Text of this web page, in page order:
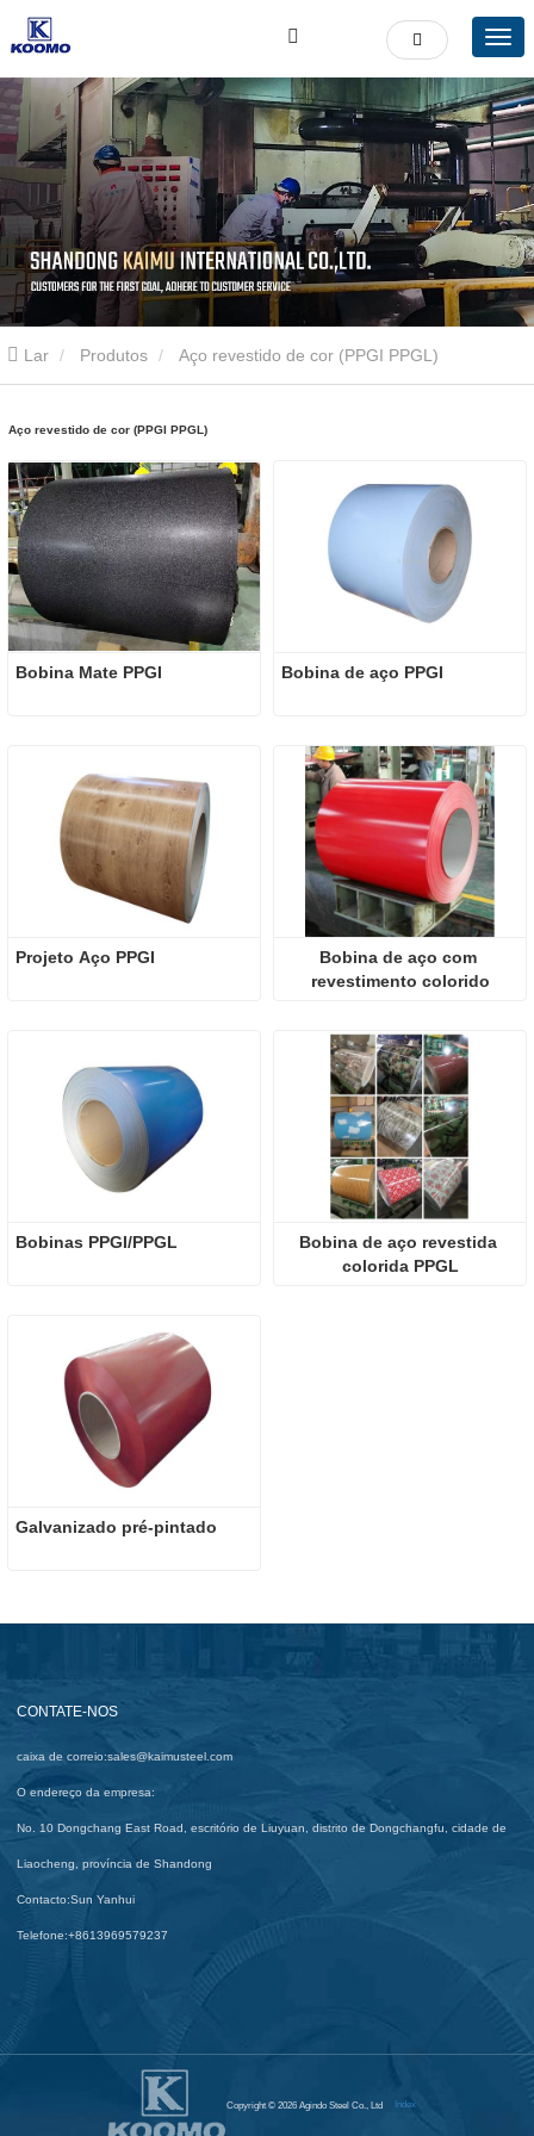
Lar Produtos Aço revestido de cor (PPGI PPGL)
Aço revestido de cor (PPGI PPGL)
Bobina Mate PPGI Bobina de aço PPGI
Projeto Aço PPGI
Bobina de aço com
revestimento colorido
Bobinas PPGI/PPGL
Bobina de aço revestida
colorida PPGL
Galvanizado pré-pintado
CONTATE-NOS
caixa de correio:sales@kaimusteel.com
O endereço da empresa:
No. 10 Dongchang East Road, escritório de Liuyuan, distrito de Dongchangfu, cidade de
Liaocheng, província de Shandong
Contacto:Sun Yanhui
Telefone:+8613969579237
Copyright © 2026 Agindo Steel Co., Ltd Index